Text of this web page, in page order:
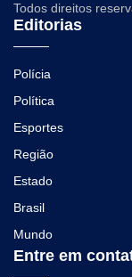
Todos direitos
Editorias
Polícia
Política
Esportes
Região
Estado
Brasil
Mundo
Entre em